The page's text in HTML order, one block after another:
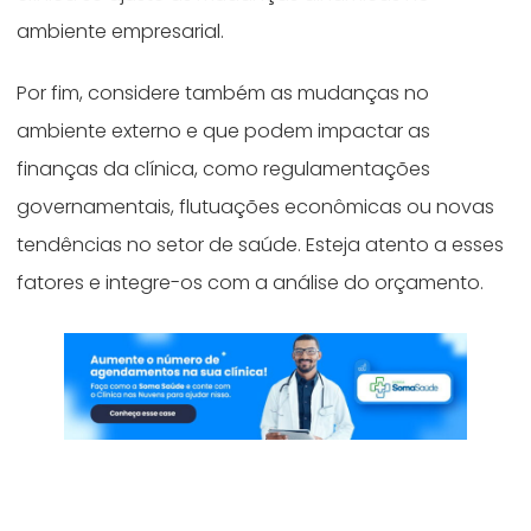
ambiente empresarial.
Por fim, considere também as mudanças no
ambiente externo e que podem impactar as
finanças da clínica, como regulamentações
governamentais, flutuações econômicas ou novas
tendências no setor de saúde. Esteja atento a esses
fatores e integre-os com a análise do orçamento.